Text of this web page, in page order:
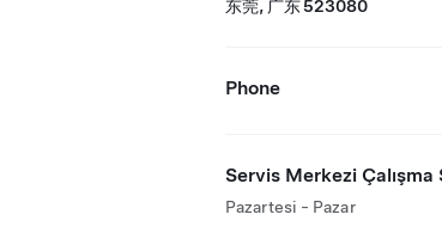
东莞, 广东 523080
Phone
Servis Merkezi Çalışma
Pazartesi - Pazar